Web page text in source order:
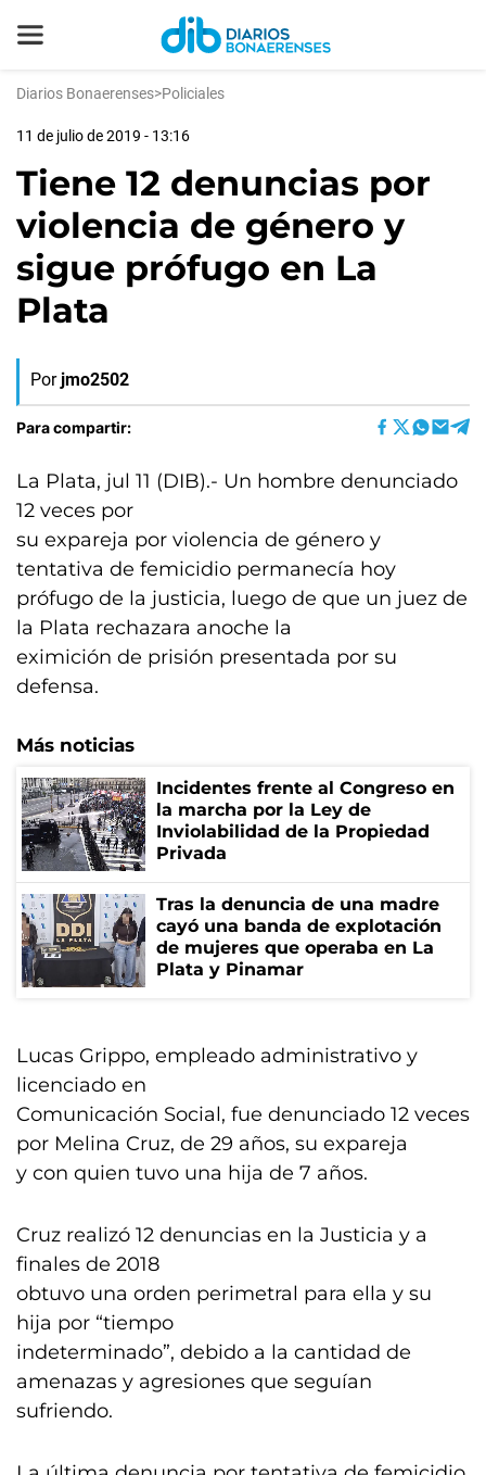
Diarios Bonaerenses>Policiales
11 de julio de 2019 - 13:16
Tiene 12 denuncias por
violencia de género y
sigue prófugo en La
Plata
Por jmo2502
Para compartir:
La Plata, jul 11 (DIB).- Un hombre denunciado
12 veces por
su expareja por violencia de género y
tentativa de femicidio permanecía hoy
prófugo de la justicia, luego de que un juez de
la Plata rechazara anoche la
eximición de prisión presentada por su
defensa.
Más noticias
Incidentes frente al Congreso en
la marcha por la Ley de
Inviolabilidad de la Propiedad
Privada
Tras la denuncia de una madre
cayó una banda de explotación
de mujeres que operaba en La
Plata y Pinamar
Lucas Grippo, empleado administrativo y
licenciado en
Comunicación Social, fue denunciado 12 veces
por Melina Cruz, de 29 años, su expareja
y con quien tuvo una hija de 7 años.
Cruz realizó 12 denuncias en la Justicia y a
finales de 2018
obtuvo una orden perimetral para ella y su
hija por “tiempo
indeterminado”, debido a la cantidad de
amenazas y agresiones que seguían
sufriendo.